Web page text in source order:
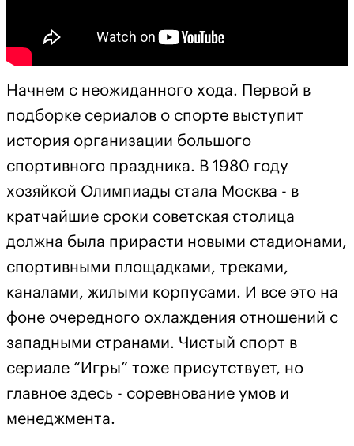
Начнем с неожиданного хода. Первой в
подборке сериалов о спорте выступит
история организации большого
спортивного праздника. В 1980 году
хозяйкой Олимпиады стала Москва - в
кратчайшие сроки советская столица
должна была прирасти новыми стадионами,
спортивными площадками, треками,
каналами, жилыми корпусами. И все это на
фоне очередного охлаждения отношений с
западными странами. Чистый спорт в
сериале “Игры” тоже присутствует, но
главное здесь - соревнование умов и
менеджмента.